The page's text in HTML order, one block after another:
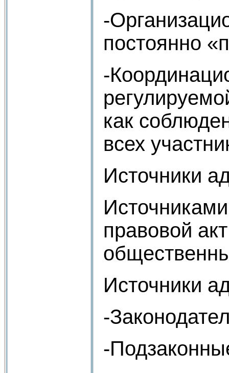
-
постоянно
-
как
всех
Источники
правовой
Источники
-
-